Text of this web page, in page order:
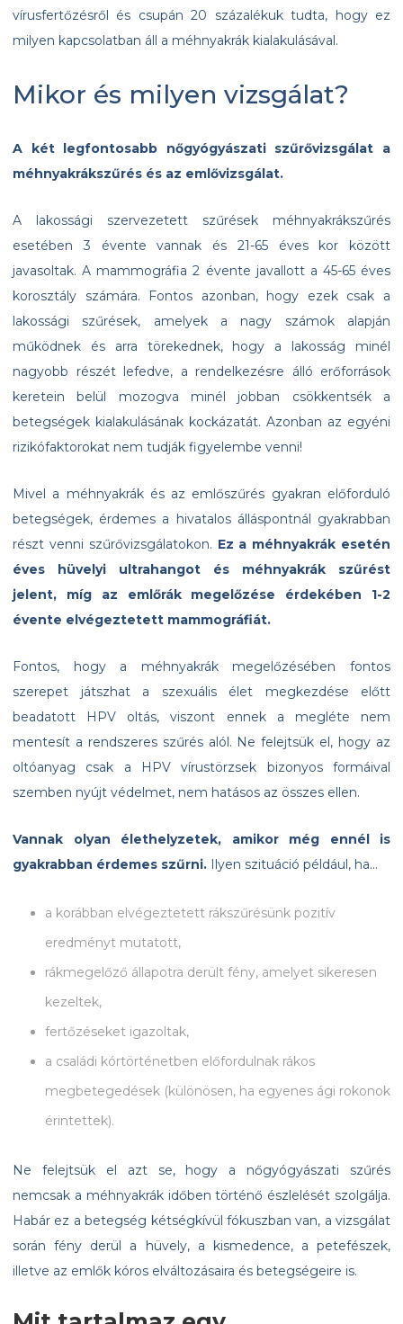
vírusfertőzésről és csupán 20 százalékuk tudta, hogy ez
milyen kapcsolatban áll a méhnyakrák kialakulásával.
Mikor és milyen vizsgálat?
A két legfontosabb nőgyógyászati szűrővizsgálat a
méhnyakrákszűrés és az emlővizsgálat.
A lakossági szervezetett szűrések méhnyakrákszűrés
esetében 3 évente vannak és 21-65 éves kor között
javasoltak. A mammográfia 2 évente javallott a 45-65 éves
korosztály számára. Fontos azonban, hogy ezek csak a
lakossági szűrések, amelyek a nagy számok alapján
működnek és arra törekednek, hogy a lakosság minél
nagyobb részét lefedve, a rendelkezésre álló erőforrások
keretein belül mozogva minél jobban csökkentsék a
betegségek kialakulásának kockázatát. Azonban az egyéni
rizikófaktorokat nem tudják figyelembe venni!
Mivel a méhnyakrák és az emlőszűrés gyakran előforduló
betegségek, érdemes a hivatalos álláspontnál gyakrabban
részt venni szűrővizsgálatokon. Ez a méhnyakrák esetén
éves hüvelyi ultrahangot és méhnyakrák szűrést
jelent, míg az emlőrák megelőzése érdekében 1-2
évente elvégeztetett mammográfiát.
Fontos, hogy a méhnyakrák megelőzésében fontos
szerepet játszhat a szexuális élet megkezdése előtt
beadatott HPV oltás, viszont ennek a megléte nem
mentesít a rendszeres szűrés alól. Ne felejtsük el, hogy az
oltóanyag csak a HPV vírustörzsek bizonyos formáival
szemben nyújt védelmet, nem hatásos az összes ellen.
Vannak olyan élethelyzetek, amikor még ennél is
gyakrabban érdemes szűrni. Ilyen szituáció például, ha…
a korábban elvégeztetett rákszűrésünk pozitív
eredményt mutatott,
rákmegelőző állapotra derült fény, amelyet sikeresen
kezeltek,
fertőzéseket igazoltak,
a családi kórtörténetben előfordulnak rákos
megbetegedések (különösen, ha egyenes ági rokonok
érintettek).
Ne felejtsük el azt se, hogy a nőgyógyászati szűrés
nemcsak a méhnyakrák időben történő észlelését szolgálja.
Habár ez a betegség kétségkívül fókuszban van, a vizsgálat
során fény derül a hüvely, a kismedence, a petefészek,
illetve az emlők kóros elváltozásaira és betegségeire is.